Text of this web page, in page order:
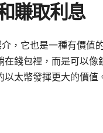
賺取利息
，它也是一種有價值
錢包裡，而是可以
太幣發揮更大的價值